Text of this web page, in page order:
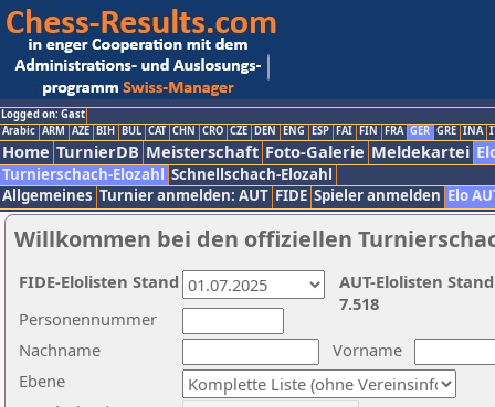
Logged on: Gast
Arabic ARM AZE BIH BUL CAT CHN CRO CZE DEN ENG ESP FAI FIN FRA GER GRE INA
Home TurnierDB Meisterschaft Foto-Galerie Meldekartei
Turnierschach-Elozahl Schnellschach-Elozahl
Allgemeines Turnier anmelden: AUT FIDE Spieler anmelden Elo
Willkommen bei den offiziellen
Nachname
Vorname
Ebene
Personennummer
AUT-Elolisten
7.518
FIDE-Elolisten Stand